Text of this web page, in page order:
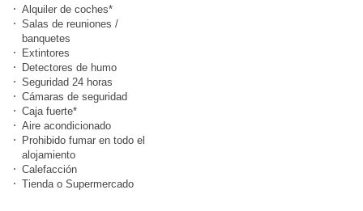
Alquiler de coches*
Salas de reuniones /
banquetes
Extintores
Detectores de humo
Seguridad 24 horas
Cámaras de seguridad
Caja fuerte*
Aire acondicionado
Prohibido fumar en todo el
alojamiento
Calefacción
Tienda o Supermercado